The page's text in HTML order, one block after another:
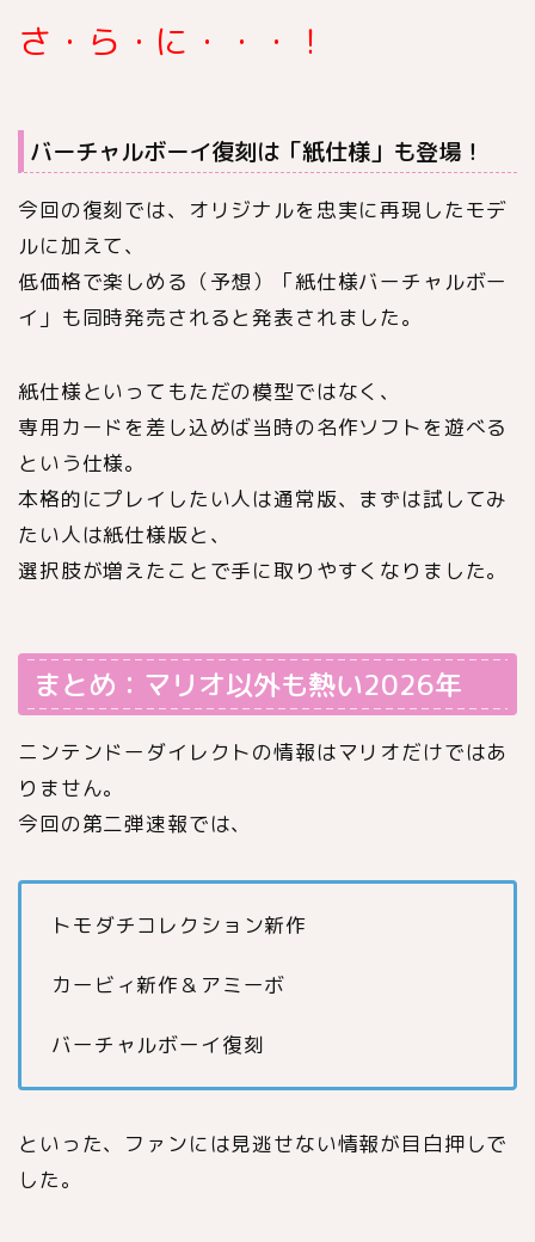
さ・ら・に・・・！
バーチャルボーイ復刻は「紙仕様」も登場！
今回の復刻では、オリジナルを忠実に再現したモデ
ルに加えて、
低価格で楽しめる（予想）「紙仕様バーチャルボー
イ」も同時発売されると発表されました。
紙仕様といってもただの模型ではなく、
専用カードを差し込めば当時の名作ソフトを遊べる
という仕様。
本格的にプレイしたい人は通常版、まずは試してみ
たい人は紙仕様版と、
選択肢が増えたことで手に取りやすくなりました。
まとめ：マリオ以外も熱い2026年
ニンテンドーダイレクトの情報はマリオだけではあ
りません。
今回の第二弾速報では、
トモダチコレクション新作
カービィ新作＆アミーボ
バーチャルボーイ復刻
といった、ファンには見逃せない情報が目白押しで
した。